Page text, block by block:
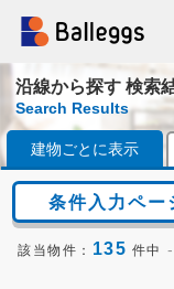
沿線から探す 検索
Search Results
建物ごとに表示
条件入力ペー
該当物件： 135 件中 -